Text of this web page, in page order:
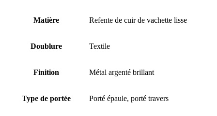
Matière Refente de cuir de vachette lisse
Doublure Textile
Finition Métal argenté brillant
Type de portée Porté épaule, porté travers